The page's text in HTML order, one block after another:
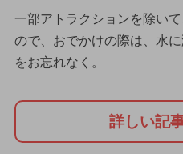
一部アトラクションを除い
ので、おでかけの際は、水
をお忘れなく。
詳しい記